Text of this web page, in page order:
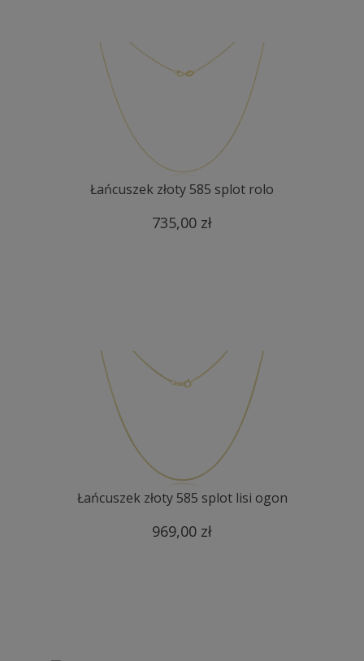
Łańcuszek złoty 585 splot rolo
735,00 zł
Łańcuszek złoty 585 splot lisi ogon
969,00 zł